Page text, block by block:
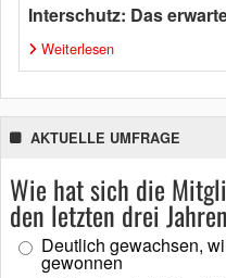
Interschutz: Das
Weiterlesen
AKTUELLE UMFRAGE
Wie hat sich die
den letzten drei
Deutlich gewachsen,
gewonnen